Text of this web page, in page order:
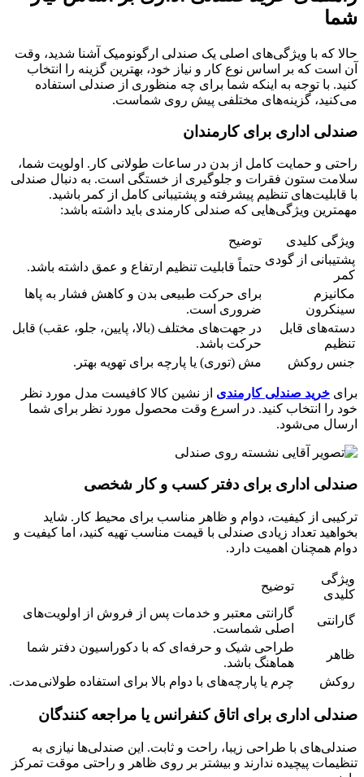
شما
حالا که با ویژگی‌های اصلی یک صندلی ارگونومیک آشنا شدید، وقت
آن است که بر اساس نوع کار و نیاز خود، بهترین گزینه را انتخاب
کنید. با توجه به اینکه شما برای چه منظوری از صندلی استفاده
می‌کنید، گزینه‌های مختلفی پیش روی شماست.
صندلی اداری برای کارمندان
راحتی و حمایت کامل از بدن در ساعات طولانی کار. اولویت شما،
سلامت ستون فقرات و جلوگیری از خستگی است. به دنبال صندلی
با قابلیت‌های تنظیم پیشرفته و پشتیبانی کامل از کمر باشید.
مهمترین ویژگی‌هایی که صندلی کارمندی باید داشته باشد:
ویژگی کلیدی
توضیح
پشتیبانی از گودی
کمر
حتماً قابلیت تنظیم ارتفاع و عمق داشته باشد.
مکانیزم
سینکرون
برای حرکت طبیعی بدن و کاهش فشار به پاها
ضروری است.
دسته‌های قابل
تنظیم
در جهت‌های مختلف (بالا، پایین، جلو، عقب) قابل
حرکت باشد.
جنس روکش
مش (توری) یا پارچه برای تهویه بهتر.
برای خرید صندلی کارمندی از نشین کالا کافیست مدل مورد نظر
خود را انتخاب کنید. در اسرع وقت محصول مورد نظر برای شما
ارسال می‌شود.
صندلی اداری برای دفتر کسب و کار شخصی
ترکیبی از کیفیت، دوام و ظاهر مناسب برای محیط کار. شاید
بخواهید تعداد زیادی صندلی با قیمت مناسب تهیه کنید، اما کیفیت و
دوام همچنان اهمیت دارد.
ویژگی
کلیدی
توضیح
گارانتی
گارانتی معتبر و خدمات پس از فروش از اولویت‌های
اصلی شماست.
ظاهر
طراحی شیک و حرفه‌ای که با دکوراسیون دفتر شما
هماهنگ باشد.
روکش
چرم یا پارچه‌های با دوام بالا برای استفاده طولانی‌مدت.
صندلی اداری برای اتاق کنفرانس یا مراجعه کنندگان
صندلی‌های با طراحی زیبا، راحت و ثابت. این صندلی‌ها نیازی به
تنظیمات پیچیده ندارند و بیشتر بر روی ظاهر و راحتی موقت تمرکز